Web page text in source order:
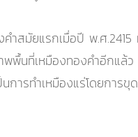
สมัยแรกเมื่อปี พ.ศ
พพื้นที่เหมืองทองคำอีกแ
ทำเหมืองแร่โดยการขุด